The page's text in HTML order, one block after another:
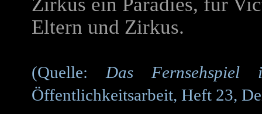
Eltern und Zirkus.
(Quelle: Das Fernsehspiel
Öffentlichkeitsarbeit, Heft 23,